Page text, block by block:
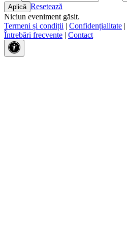
Resetează
Niciun eveniment găsit.
Termeni și condiții | Confidențialitate |
Întrebări frecvente | Contact